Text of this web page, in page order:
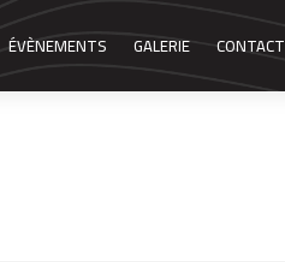
ÉVÈNEMENTS GALERIE CONTACT